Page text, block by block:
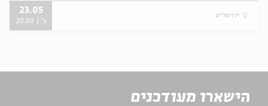
ירושלים
23.05
ג' | 20:00
הישארו מעודכנים